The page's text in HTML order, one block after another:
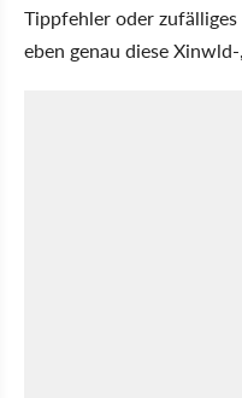
Tippfehler oder
eben genau diese